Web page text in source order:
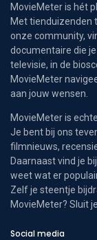
MovieMeter is hét
Met tienduizenden
onze community,
documentaire die
televisie, in de
MovieMeter
aan jouw wensen.
MovieMeter is
Je bent bij ons
filmnieuws,
Daarnaast vind je
weet wat er
Zelf je steentje
MovieMeter? Sluit
Social media